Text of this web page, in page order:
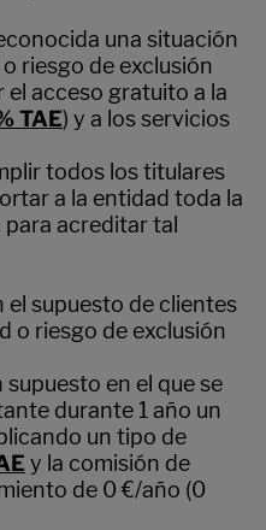
una situación
riesgo de exclusión
acceso gratuito a la
TAE) y a los servicios
todos los titulares
a la entidad toda la
acreditar tal
supuesto de clientes
o riesgo de exclusión
en el que se
durante 1 año un
un tipo de
y la comisión de
de 0 €/año (0